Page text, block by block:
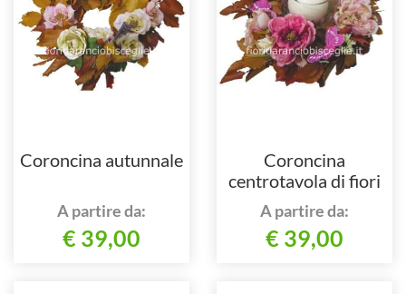
Coroncina autunnale
A partire da:
€ 39,00
Coroncina
centrotavola di fiori
freschi con candela
A partire da:
€ 39,00